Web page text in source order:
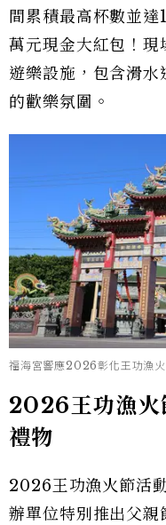
間累積最高杯數並
萬元現金大紅包！
遊樂設施，包含滑
的歡樂氛圍。
福海宮響應2026彰化王功漁
2026王功漁火
禮物
2026王功漁火節活
辦單位特別推出父親